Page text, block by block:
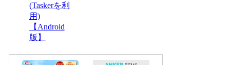
(Taskerを利
用)
【Android
版】